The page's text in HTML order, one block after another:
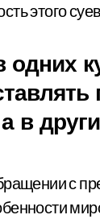
этого
одних
в
с